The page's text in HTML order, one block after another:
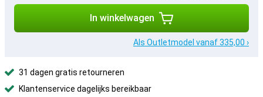
In winkelwagen
Als Outletmodel vanaf 335,00 ›
31 dagen gratis retourneren
Klantenservice dagelijks bereikbaar